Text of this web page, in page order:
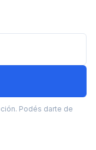
Podés darte de